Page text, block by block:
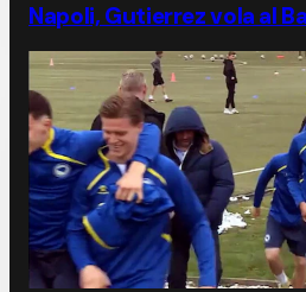
Napoli, Gutierrez vola al